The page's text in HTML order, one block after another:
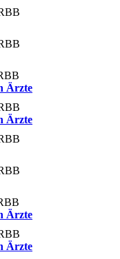
Ärzte
Ärzte
Ärzte
Ärzte